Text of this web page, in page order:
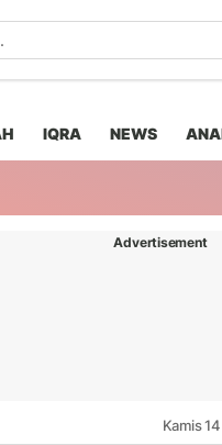
IQRA NEWS
Advertisement
Kamis